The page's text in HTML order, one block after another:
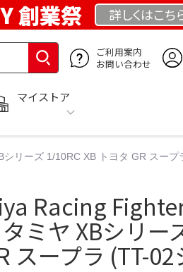
創業祭 詳しくはこち
ご利用案内
お問い合わせ
マイストア
リーズ 1/10RC XB トヨタ GR スープ
Racing
ミヤ XBシリー
スープラ (TT-